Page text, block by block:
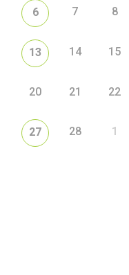
6 7 8
13 14 15
20 21 22
27 28 1